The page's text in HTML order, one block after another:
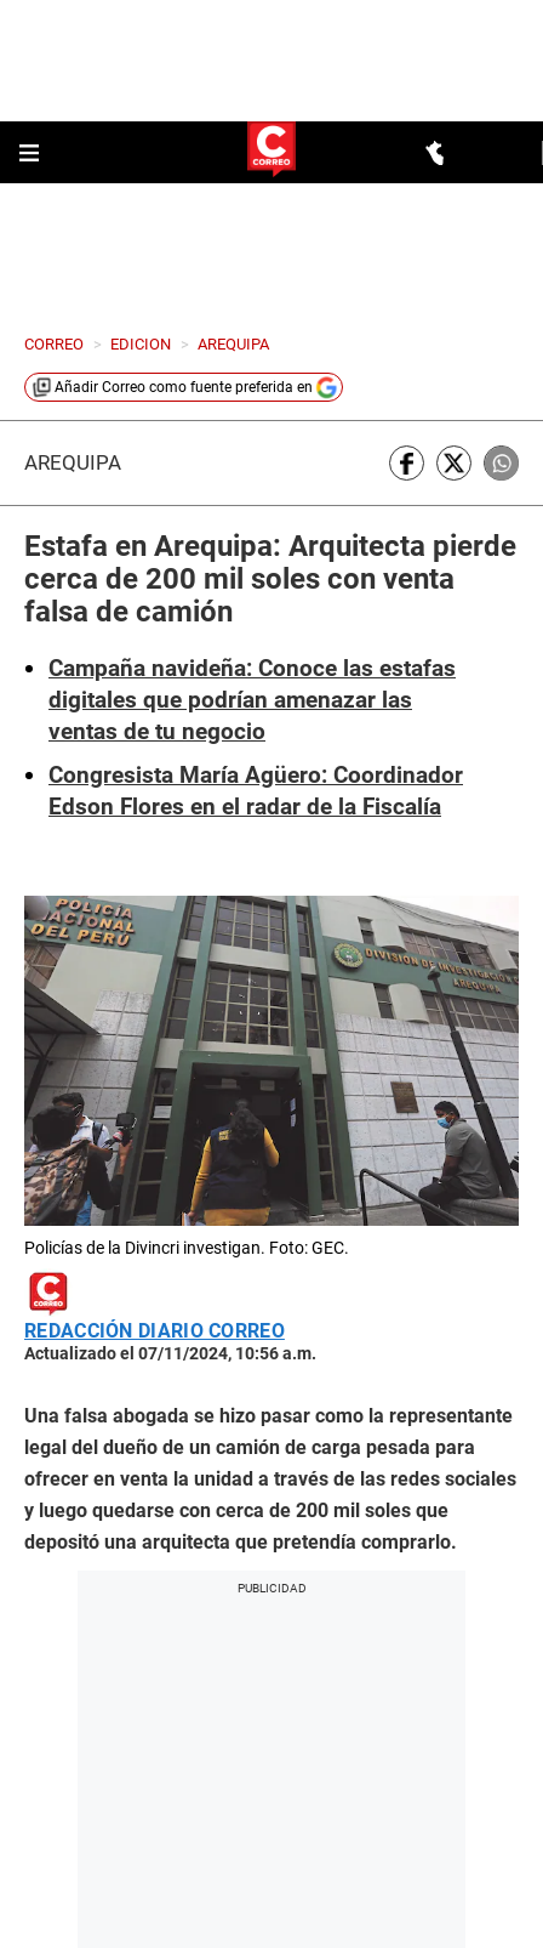
CORREO > EDICION > AREQUIPA
Añadir Correo como fuente preferida en
AREQUIPA
Estafa en Arequipa: Arquitecta pierde
cerca de 200 mil soles con venta
falsa de camión
Campaña navideña: Conoce las estafas
digitales que podrían amenazar las
ventas de tu negocio
Congresista María Agüero: Coordinador
Edson Flores en el radar de la Fiscalía
Policías de la Divincri investigan. Foto: GEC.
REDACCIÓN DIARIO CORREO
Actualizado el 07/11/2024, 10:56 a.m.
Una falsa abogada se hizo pasar como la representante
legal del dueño de un camión de carga pesada para
ofrecer en venta la unidad a través de las redes sociales
y luego quedarse con cerca de 200 mil soles que
depositó una arquitecta que pretendía comprarlo.